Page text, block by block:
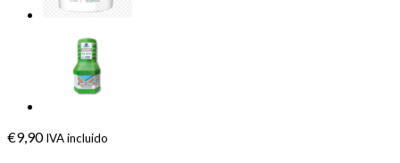
€9,90 IVA incluido